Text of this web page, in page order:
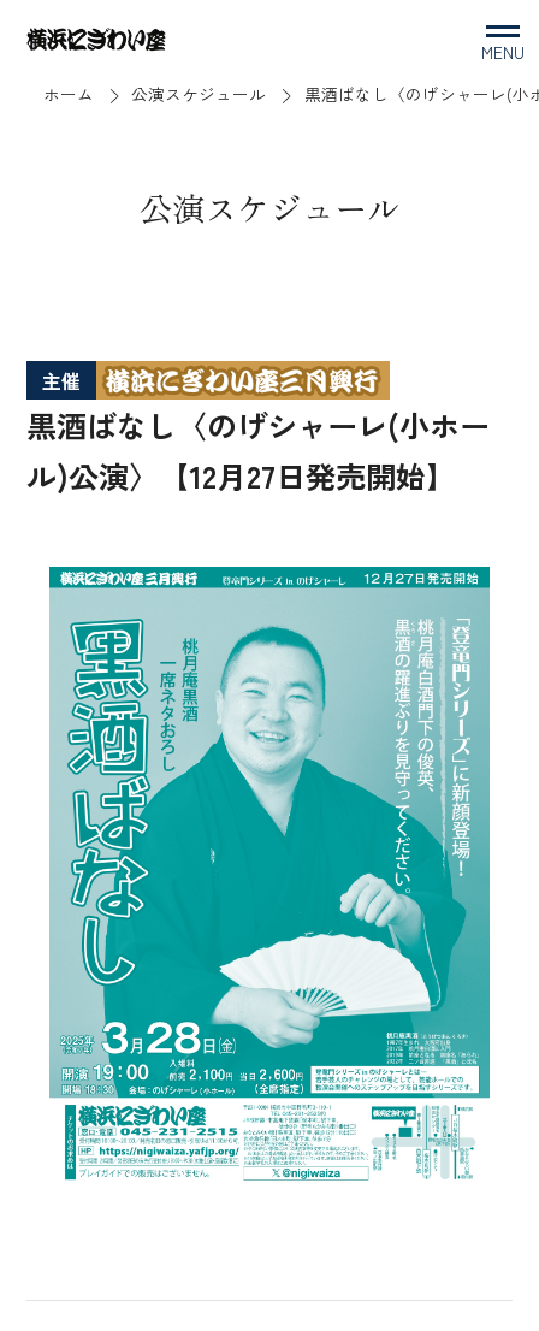
MENU
ホーム
公演スケジュール 黒酒ばなし〈のげシャーレ(小
公演スケジュール
主催
黒酒ばなし〈のげシャーレ(小ホー
ル)公演〉【12月27日発売開始】